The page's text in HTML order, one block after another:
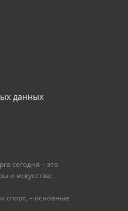
данных
сегодня – это
и искусства:
спорт, – основные